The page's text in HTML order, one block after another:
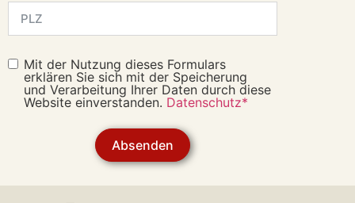
Mit der Nutzung dieses Formulars
erklären Sie sich mit der Speicherung
und Verarbeitung Ihrer Daten durch diese
Website einverstanden. Datenschutz*
Absenden